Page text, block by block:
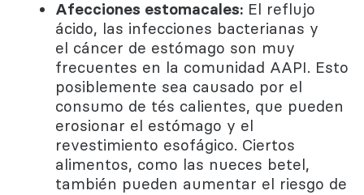
Afecciones estomacales: El reflujo
ácido, las infecciones bacterianas y
el cáncer de estómago son muy
frecuentes en la comunidad AAPI. Esto
posiblemente sea causado por el
consumo de tés calientes, que pueden
erosionar el estómago y el
revestimiento esofágico. Ciertos
alimentos, como las nueces betel,
también pueden aumentar el riesgo de